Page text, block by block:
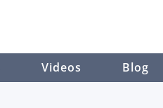
Videos Blog